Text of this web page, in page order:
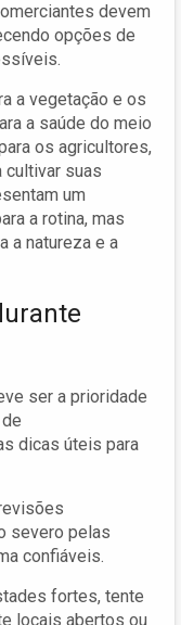
devem
opções de
a vegetação e os
a saúde do meio
os agricultores,
cultivar suas
um
a rotina, mas
a natureza e a
ser a prioridade
dicas úteis para
severo pelas
confiáveis.
fortes, tente
locais abertos ou